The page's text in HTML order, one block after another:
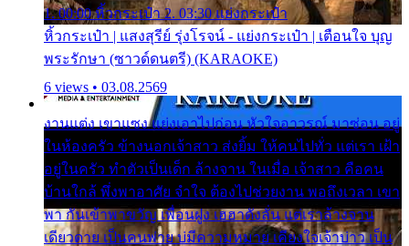
1. 00:00 หิ้วกระเป๋า 2. 03:30 แย่งกระเป๋า
หิ้วกระเป๋า | แสงสุรีย์ รุ่งโรจน์ - แย่งกระเป๋า | เตือนใจ บุญ
พระรักษา (ซาวด์ดนตรี) (KARAOKE)
6 views • 03.08.2569
งานแต่ง เขาแซง แย่งเอาไปก่อน หัวใจอาวรณ์ มาซ่อน อยู่
ในห้องครัว ข้างนอกเจ้าสาว ส่งยิ้ม ให้คนไปทั่ว แต่เรา เฝ้า
อยู่ในครัว ทำตัวเป็นเด็ก ล้างจาน ในเมื่อ เจ้าสาว คือคน
บ้านใกล้ พึ่งพาอาศัย จำใจ ต้องไปช่วยงาน พอถึงเวลา เขา
พา กันเข้าพาขวัญ เพื่อนฝูง เฮฮาดังลั่น แต่เราล้างจาน
เดียวดาย เป็นคนพ่าย บ่มีความหมาย เคียงใจเจ้าบ่าว เป็น